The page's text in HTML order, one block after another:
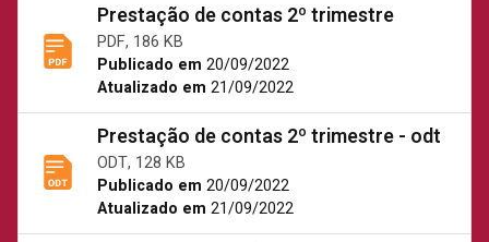
Prestação de contas 2º trimestre
PDF, 186 KB
Publicado em 20/09/2022
Atualizado em 21/09/2022
Prestação de contas 2º trimestre - odt
ODT, 128 KB
Publicado em 20/09/2022
Atualizado em 21/09/2022